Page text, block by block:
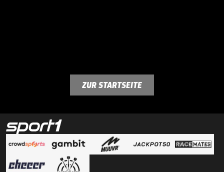
ZUR STARTSEITE